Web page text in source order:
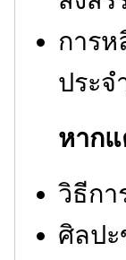
การ
ประจ
หาก
วิธีก
ศิลปะ